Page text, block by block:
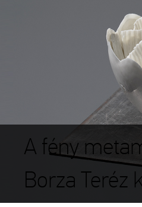
A fény
Borza Teréz